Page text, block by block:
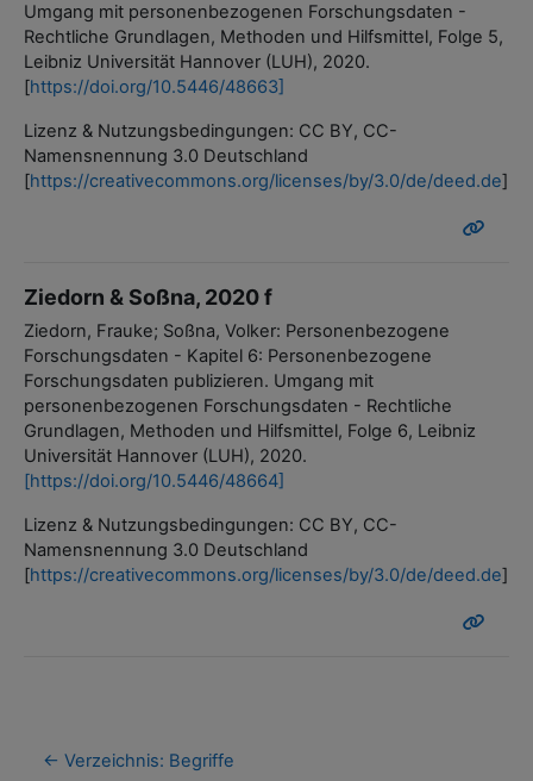
Umgang mit personenbezogenen Forschungsdaten -
Rechtliche Grundlagen, Methoden und Hilfsmittel, Folge 5,
Leibniz Universität Hannover (LUH), 2020.
[https://doi.org/10.5446/48663]
Lizenz & Nutzungsbedingungen: CC BY, CC-
Namensnennung 3.0 Deutschland
[https://creativecommons.org/licenses/by/3.0/de/deed.de]
Ziedorn & Soßna, 2020 f
Ziedorn, Frauke; Soßna, Volker: Personenbezogene
Forschungsdaten - Kapitel 6: Personenbezogene
Forschungsdaten publizieren. Umgang mit
personenbezogenen Forschungsdaten - Rechtliche
Grundlagen, Methoden und Hilfsmittel, Folge 6, Leibniz
Universität Hannover (LUH), 2020.
[https://doi.org/10.5446/48664]
Lizenz & Nutzungsbedingungen: CC BY, CC-
Namensnennung 3.0 Deutschland
[https://creativecommons.org/licenses/by/3.0/de/deed.de]
← Verzeichnis: Begriffe